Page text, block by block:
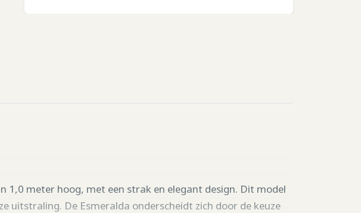
meter hoog, met een strak en elegant design. Dit model
De Esmeralda onderscheidt zich door de keuze